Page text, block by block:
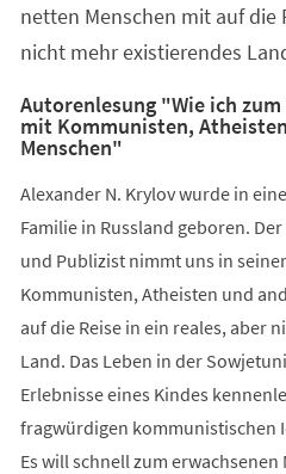
netten Menschen mit auf die
nicht mehr existierendes
Autorenlesung "Wie ich
mit Kommunisten,
Menschen"
Alexander N. Krylov wurde in
Familie in Russland geboren.
und Publizist nimmt uns in
Kommunisten, Atheisten und
auf die Reise in ein reales, aber
Land. Das Leben in der
Erlebnisse eines Kindes
fragwürdigen kommunistischen
Es will schnell zum